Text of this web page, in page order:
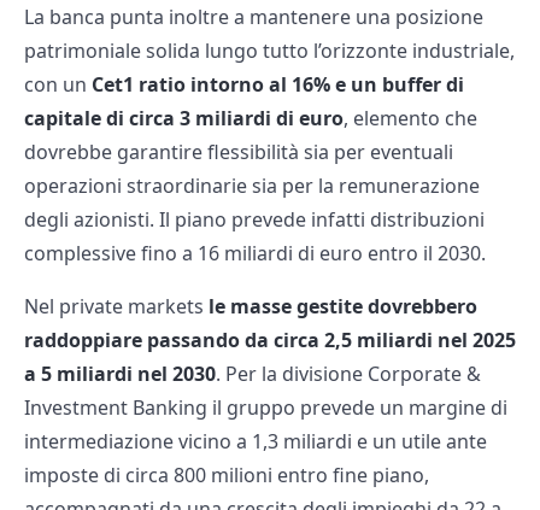
La banca punta inoltre a mantenere una posizione
patrimoniale solida lungo tutto l’orizzonte industriale,
con un Cet1 ratio intorno al 16% e un buffer di
capitale di circa 3 miliardi di euro, elemento che
dovrebbe garantire flessibilità sia per eventuali
operazioni straordinarie sia per la remunerazione
degli azionisti. Il piano prevede infatti distribuzioni
complessive fino a 16 miliardi di euro entro il 2030.
Nel private markets le masse gestite dovrebbero
raddoppiare passando da circa 2,5 miliardi nel 2025
a 5 miliardi nel 2030. Per la divisione Corporate &
Investment Banking il gruppo prevede un margine di
intermediazione vicino a 1,3 miliardi e un utile ante
imposte di circa 800 milioni entro fine piano,